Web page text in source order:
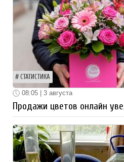
СТАТИСТИКА
08:05 | 3 августа
Продажи цветов онлайн